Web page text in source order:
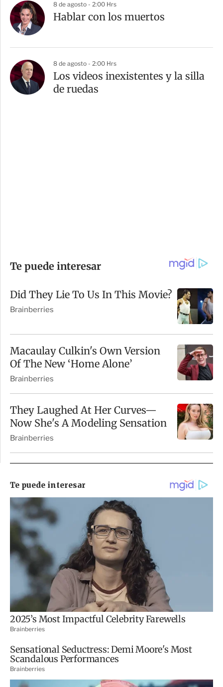
8 de agosto - 2:00 Hrs
Hablar con los muertos
8 de agosto - 2:00 Hrs
Los videos inexistentes y la silla
de ruedas